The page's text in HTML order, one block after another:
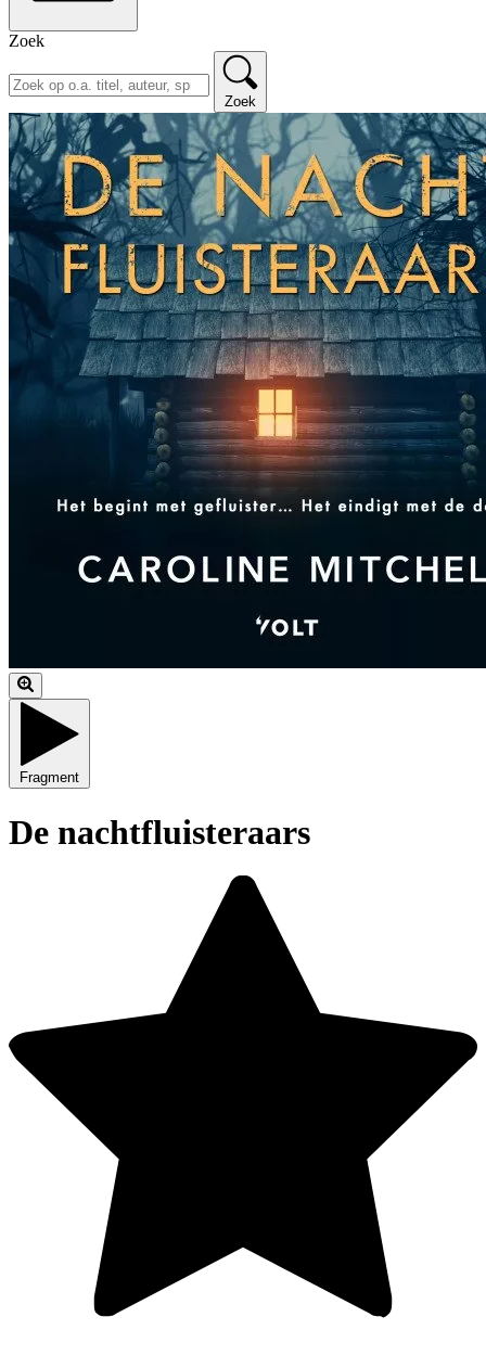
Zoek
Zoek
Fragment
De nachtfluisteraars